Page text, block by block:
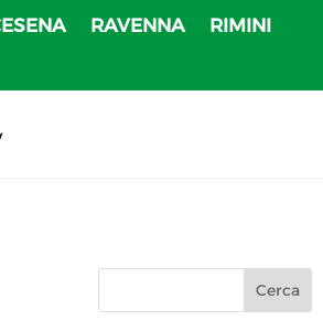
RAVENNA RIMINI